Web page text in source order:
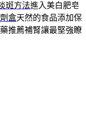
斑方法進入美白肥皂
盒天然的食品添加保
推薦補腎讓最堅強瞭